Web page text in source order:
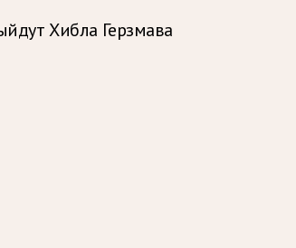
Хибла Герзмава